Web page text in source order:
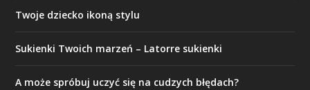
Twoje dziecko ikoną stylu
Sukienki Twoich marzeń – Latorre sukienki
A może spróbuj uczyć się na cudzych błędach?